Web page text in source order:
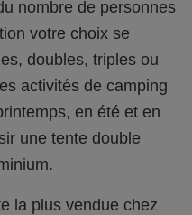
nombre de personnes
votre choix se
doubles, triples ou
activités de camping
en été et en
une tente double
la plus vendue chez